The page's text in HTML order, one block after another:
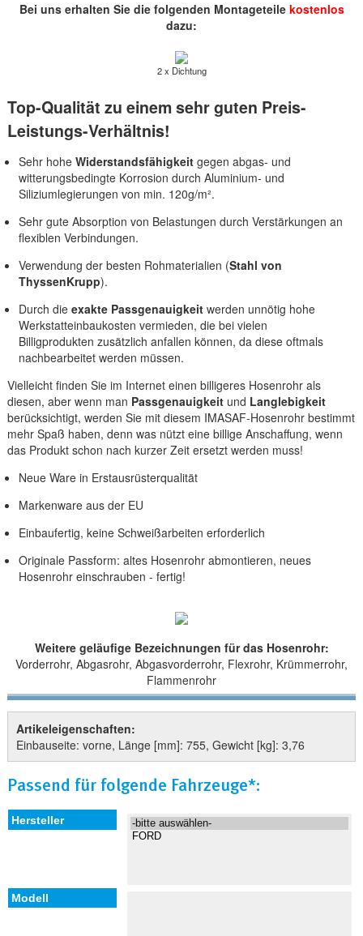
Bei uns erhalten Sie die folgenden Montageteile kostenlos
dazu:
2 x Dichtung
Top-Qualität zu einem sehr guten Preis-
Leistungs-Verhältnis!
Sehr hohe Widerstandsfähigkeit gegen abgas- und
witterungsbedingte Korrosion durch Aluminium- und
Siliziumlegierungen von min. 120g/m².
Sehr gute Absorption von Belastungen durch Verstärkungen an
flexiblen Verbindungen.
Verwendung der besten Rohmaterialien (Stahl von
ThyssenKrupp).
Durch dieexakte Passgenauigkeitwerden unnötig hohe
Werkstatteinbaukosten vermieden, die bei vielen
Billigprodukten zusätzlich anfallen können, da diese oftmals
nachbearbeitet werden müssen.
Vielleicht finden Sie im Internet einen billigeres Hosenrohr als
diesen, aber wenn man Passgenauigkeit und Langlebigkeit
berücksichtigt, werden Sie mit diesem IMASAF-Hosenrohr bestimmt
mehr Spaß haben, denn was nützt eine billige Anschaffung, wenn
das Produkt schon nach kurzer Zeit ersetzt werden muss!
Neue Ware in Erstausrüsterqualität
Markenware aus der EU
Einbaufertig, keine Schweißarbeiten erforderlich
Originale Passform: altes Hosenrohr abmontieren, neues
Hosenrohr einschrauben - fertig!
Weitere geläufige Bezeichnungen für das Hosenrohr:
Vorderrohr, Abgasrohr, Abgasvorderrohr, Flexrohr, Krümmerrohr,
Flammenrohr
Artikeleigenschaften:
Einbauseite: vorne, Länge [mm]: 755, Gewicht [kg]: 3,76
Passend für folgende Fahrzeuge*: